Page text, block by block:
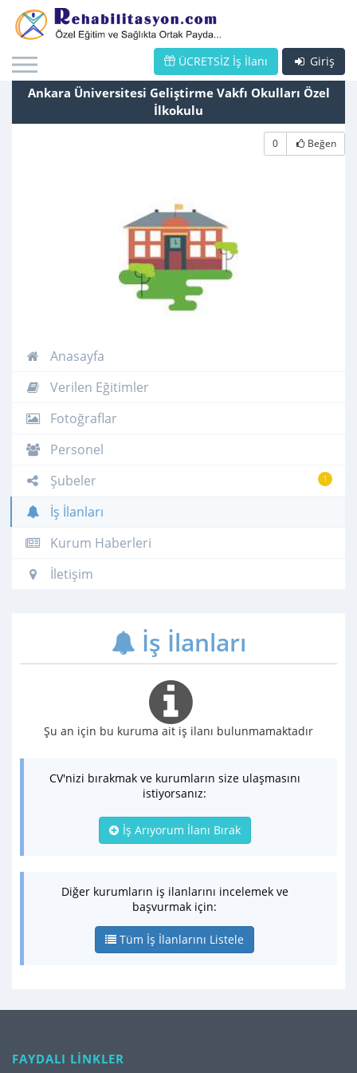
Giriş
ÜCRETSİZ İş İlanı
Ankara Üniversitesi Geliştirme Vakfı Okulları Özel
İlkokulu
0 Beğen
Anasayfa
Verilen Eğitimler
Fotoğraflar
Personel
1
Şubeler
İş İlanları
Kurum Haberleri
İletişim
İş İlanları
Şu an için bu kuruma ait iş ilanı bulunmamaktadır
CV'nizi bırakmak ve kurumların size ulaşmasını
istiyorsanız:
İş Arıyorum İlanı Bırak
Diğer kurumların iş ilanlarını incelemek ve
başvurmak için:
Tüm İş İlanlarını Listele
FAYDALI LİNKLER